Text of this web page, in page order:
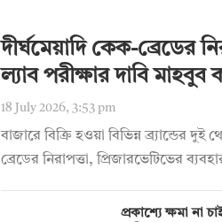
দীর্ঘমেয়াদি কেক-ব্রেডের
ল্যাব পরীক্ষার দাবি মাহবুব
18 July 2026, 3:53 pm
বাজারে বিক্রি হওয়া বিভিন্ন ব্র্যান্ডের
ব্রেডের নিরাপত্তা, প্রিজারভেটিভের
প্রকাশ্যে ক্ষমা না